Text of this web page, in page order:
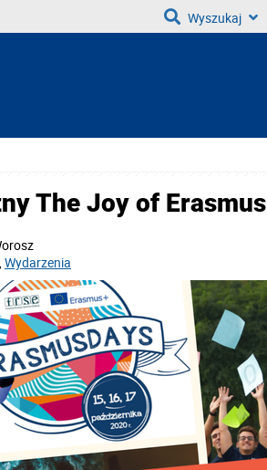
Wyszukaj
The Joy of Erasmus
,Wydarzenia